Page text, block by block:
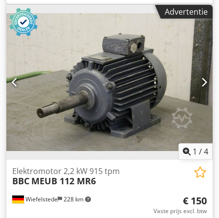
IP 33 -Maten: 600/400/H320 mm -gewicht: 123 kg
Advertentie
1 /4
Wiefelstede 228 km
Elektromotor 2,2 kW 915 tpm
BBC MEUB 112 MR6
€ 150
Vaste prijs excl. btw